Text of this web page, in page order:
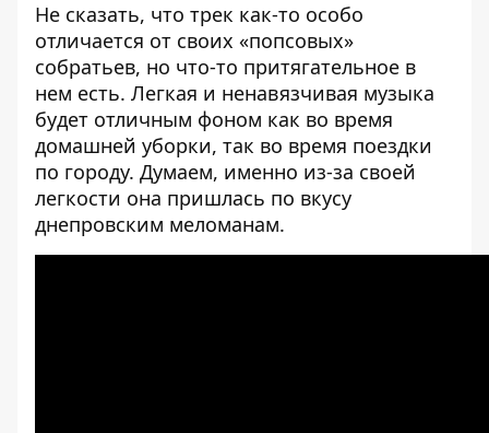
Не сказать, что трек как-то особо
отличается от своих «попсовых»
собратьев, но что-то притягательное в
нем есть. Легкая и ненавязчивая музыка
будет отличным фоном как во время
домашней уборки, так во время поездки
по городу. Думаем, именно из-за своей
легкости она пришлась по вкусу
днепровским меломанам.